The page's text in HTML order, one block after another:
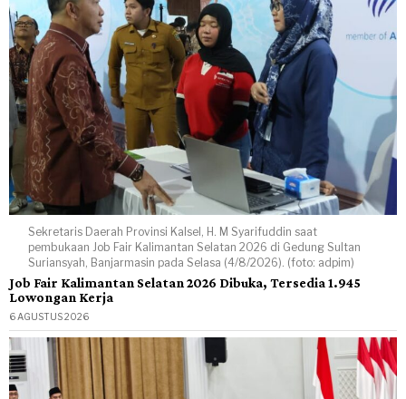
Sekretaris Daerah Provinsi Kalsel, H. M Syarifuddin saat
pembukaan Job Fair Kalimantan Selatan 2026 di Gedung Sultan
Suriansyah, Banjarmasin pada Selasa (4/8/2026). (foto: adpim)
Job Fair Kalimantan Selatan 2026 Dibuka, Tersedia 1.945
Lowongan Kerja
6 AGUSTUS 2026